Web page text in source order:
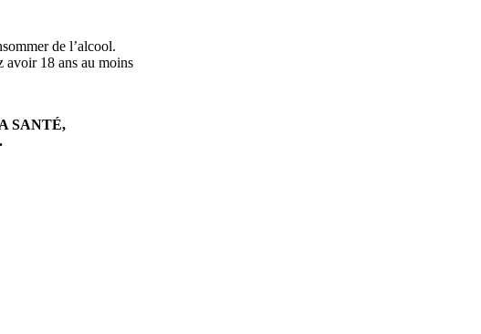
de l’alcool.
avoir 18 ans au moins
SANTÉ,